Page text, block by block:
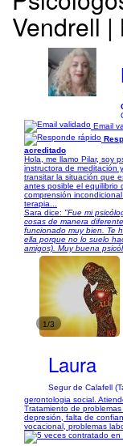
Vendrell
Email
acreditado
Hola, me llamo Pilar, soy
instructora de meditación
transitar la situación que
antes posible el equilibrio
comprensión
terapia...
Sara dice: "Fue mi
cosas de manera
funcionado muy bien. Te
ella porque no lo suelo
amigos). Muy buena
1/3
Laura
Segur de Calafell
gerontologia social.
Tratamiento de
depresión, falta de
vocacional, problemas